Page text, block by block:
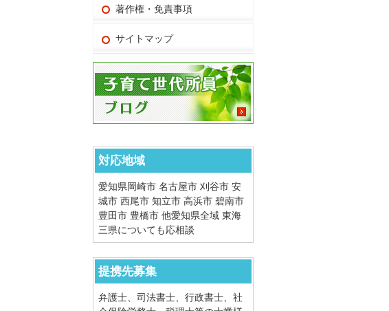
著作権・免責事項
サイトマップ
対応地域
愛知県岡崎市 名古屋市 刈谷市 安
城市 西尾市 知立市 高浜市 碧南市
豊田市 豊橋市 他愛知県全域 東海
三県についても応相談
提携先募集
弁護士、司法書士、行政書士、社